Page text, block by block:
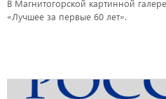
В Магнитогорской картинной
«Лучшее за первые 60 лет».